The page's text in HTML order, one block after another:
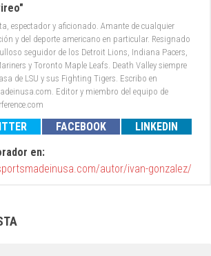
espectador y aficionado. Amante de cualquier
y del deporte americano en particular. Resignado
seguidor de los Detroit Lions, Indiana Pacers,
y Toronto Maple Leafs. Death Valley siempre
de LSU y sus Fighting Tigers. Escribo en
Editor y miembro del equipo de
FACEBOOK
LINKEDIN
en:
autor/ivan-gonzalez/